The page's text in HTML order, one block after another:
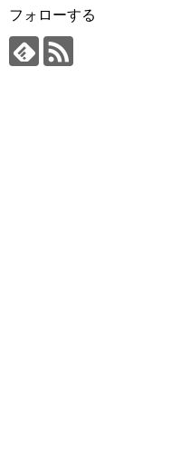
フォローする